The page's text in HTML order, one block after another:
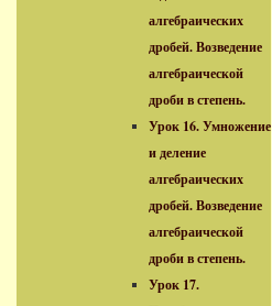
алгебраических
дробей. Возведение
алгебраической
дроби в степень.
Урок 16. Умножение
и деление
алгебраических
дробей. Возведение
алгебраической
дроби в степень.
Урок 17.